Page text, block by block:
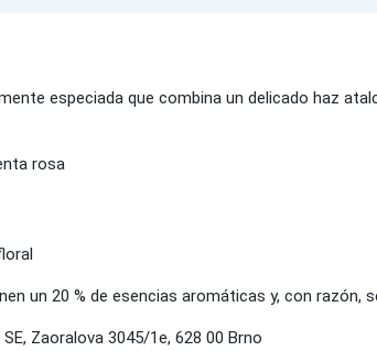
especiada que combina un delicado haz
rosa
un 20 % de esencias aromáticas y, con razón,
SE, Zaoralova 3045/1e, 628 00 Brno